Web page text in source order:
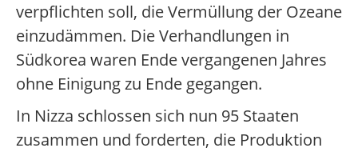
verpflichten soll, die Vermüllung der Ozeane
einzudämmen. Die Verhandlungen in
Südkorea waren Ende vergangenen Jahres
ohne Einigung zu Ende gegangen.
In Nizza schlossen sich nun 95 Staaten
zusammen und forderten, die Produktion